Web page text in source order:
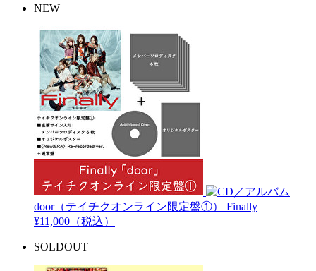
NEW
door（テイチクオンライン限定盤①） Finally
¥11,000（税込）
SOLDOUT